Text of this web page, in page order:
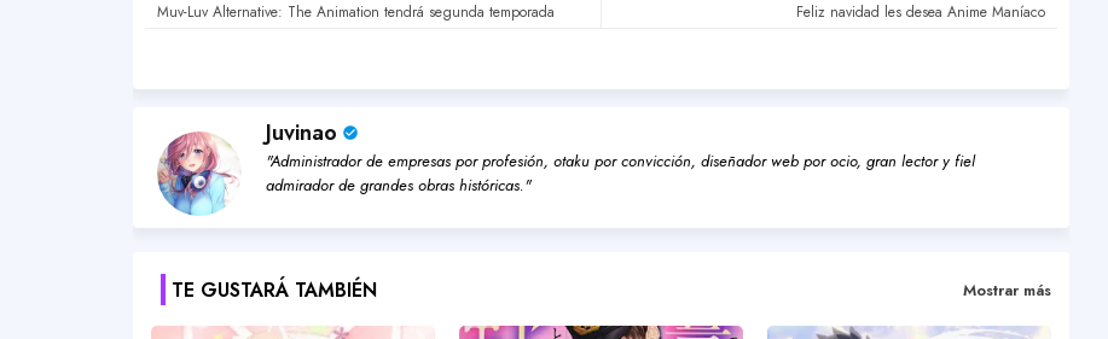
Feliz navidad les desea Anime Maníaco
Muv-Luv Alternative: The Animation tendrá segunda temporada
Juvinao
"Administrador de empresas por profesión, otaku por convicción, diseñador web por ocio, gran lector y fiel
admirador de grandes obras históricas."
TE GUSTARÁ TAMBIÉN Mostrar más